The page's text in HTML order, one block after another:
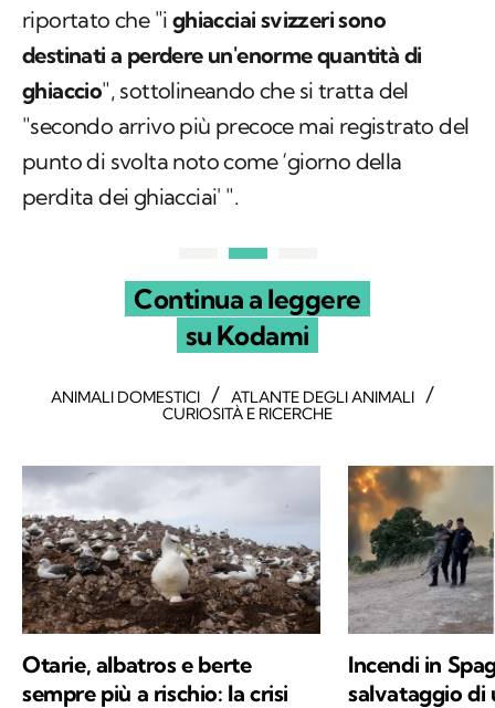
riportato che "i ghiacciai svizzeri sono
destinati a perdere un'enorme quantità di
ghiaccio", sottolineando che si tratta del
"secondo arrivo più precoce mai registrato del
punto di svolta noto come ‘giorno della
perdita dei ghiacciai' ".
Continua a leggere
su Kodami
ANIMALI DOMESTICI / ATLANTE DEGLI ANIMALI /
CURIOSITÀ E RICERCHE
Otarie, albatros e berte
sempre più a rischio: la crisi
Incendi in
salvataggio di